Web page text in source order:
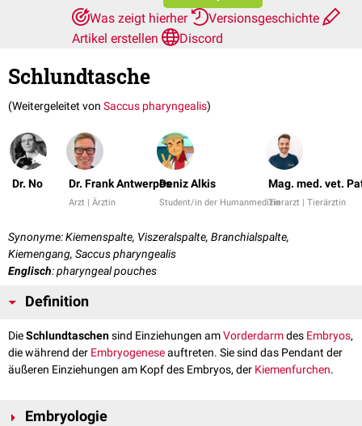
Was zeigt hierher
Versionsgeschichte
Artikel erstellen
Discord
Schlundtasche
(Weitergeleitet von Saccus pharyngealis)
Dr. No Dr. Frank Antwerpes
Arzt | Ärztin
Deniz Alkis
Student/in der Humanmedizin
Mag. med. vet.
Tierarzt | Tierärztin
Synonyme: Kiemenspalte, Viszeralspalte, Branchialspalte,
Kiemengang, Saccus pharyngealis
Englisch: pharyngeal pouches
Definition
DieSchlundtaschensind Einziehungen amVorderdarmdes Embryos,
die während der Embryogeneseauftreten. Sie sind das Pendant der
äußeren Einziehungen am Kopf des Embryos, der Kiemenfurchen.
Embryologie